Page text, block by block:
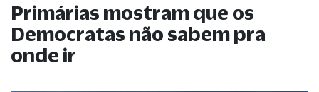
Primárias mostram que os
Democratas não sabem pra
onde ir